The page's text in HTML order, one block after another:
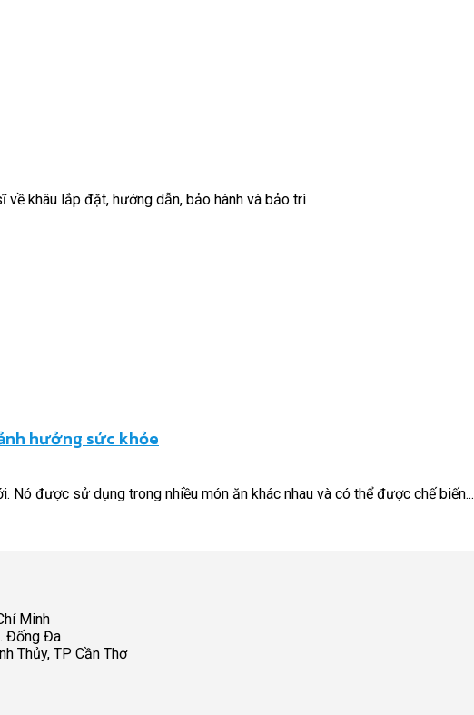
khâu lắp đặt, hướng dẫn, bảo hành và bảo trì
hưởng sức khỏe
Nó được sử dụng trong nhiều món ăn khác nhau và có thể được chế biến...
Minh
Đống Đa
Thủy, TP Cần Thơ